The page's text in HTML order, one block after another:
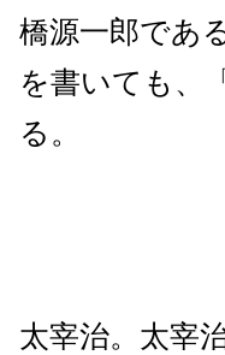
橋源一郎であ
を書いても、
る。
太宰治。太宰